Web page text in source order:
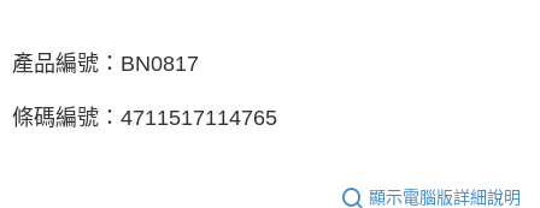
產品編號：BN0817
條碼編號：4711517114765
顯示電腦版詳細說明